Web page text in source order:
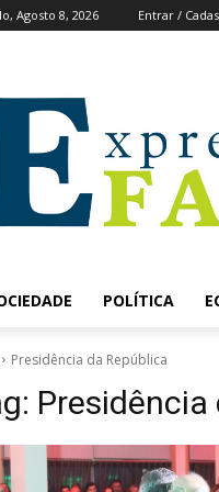
Agosto 8, 2026 Entrar /
POLÍTICA
Presidência da República
Presidência